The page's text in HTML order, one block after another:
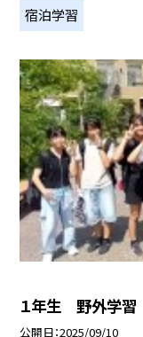
宿泊学習
１年生 野外学習
公開日 2025/09/10